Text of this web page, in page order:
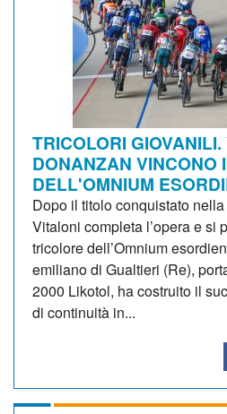
TRICOLORI
DONANZAN VINCONO
DELL'OMNIUM
Dopo il titolo conquistato
Vitaloni completa l’opera e si
tricolore dell’Omnium
emiliano di Gualtieri (Re),
2000 Likotol, ha costruito il
di continuità in...